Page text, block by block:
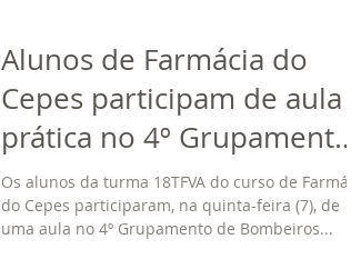
Alunos de Farmácia do
Cepes participam de aula
prática no 4º Grupamento
de Bombeiros
Os alunos da turma 18TFVA do curso de Farmácia
do Cepes participaram, na quinta-feira (7), de
uma aula no 4º Grupamento de Bombeiros...